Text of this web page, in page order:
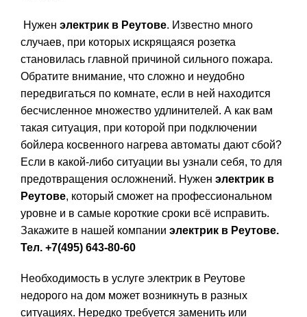
ЩЕЛКОВО
КРАСНОГОРСК
ВИДНОЕ
Нужен электрик в Реутове. Известно много
случаев, при которых искрящаяся розетка
становилась главной причиной сильного пожара.
Обратите внимание, что сложно и неудобно
передвигаться по комнате, если в ней находится
бесчисленное множество удлинителей. А как вам
такая ситуация, при которой при подключении
бойлера косвенного нагрева автоматы дают сбой?
Если в какой-либо ситуации вы узнали себя, то для
предотвращения осложнений. Нужен электрик в
Реутове, который сможет на профессиональном
уровне и в самые короткие сроки всё исправить.
Закажите в нашей компании электрик в Реутове.
Тел. +7(495) 643-80-60
Необходимость в услуге электрик в Реутове
недорого на дом может возникнуть в разных
ситуациях. Нередко требуется заменить или